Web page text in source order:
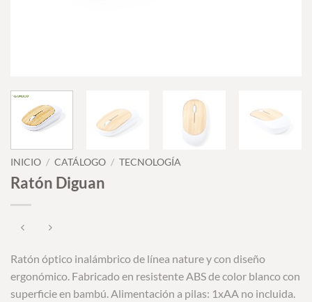
INICIO / CATÁLOGO / TECNOLOGÍA
Ratón Diguan
Ratón óptico inalámbrico de línea nature y con diseño
ergonómico. Fabricado en resistente ABS de color blanco con
superficie en bambú. Alimentación a pilas: 1xAA no incluida.